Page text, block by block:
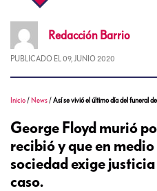
Redacción Barrio
PUBLICADO EL 09, JUNIO 2020
Inicio / News /Así se vivió el último día del funeral
George Floyd murió
recibió y que en
sociedad exige
caso.